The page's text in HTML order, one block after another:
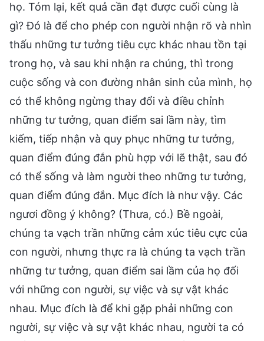
họ. Tóm lại, kết quả cần đạt được cuối cùng là
gì? Đó là để cho phép con người nhận rõ và nhìn
thấu những tư tưởng tiêu cực khác nhau tồn tại
trong họ, và sau khi nhận ra chúng, thì trong
cuộc sống và con đường nhân sinh của mình, họ
có thể không ngừng thay đổi và điều chỉnh
những tư tưởng, quan điểm sai lầm này, tìm
kiếm, tiếp nhận và quy phục những tư tưởng,
quan điểm đúng đắn phù hợp với lẽ thật, sau đó
có thể sống và làm người theo những tư tưởng,
quan điểm đúng đắn. Mục đích là như vậy. Các
ngươi đồng ý không? (Thưa, có.) Bề ngoài,
chúng ta vạch trần những cảm xúc tiêu cực của
con người, nhưng thực ra là chúng ta vạch trần
những tư tưởng, quan điểm sai lầm của họ đối
với những con người, sự việc và sự vật khác
nhau. Mục đích là để khi gặp phải những con
người, sự việc và sự vật khác nhau, người ta có